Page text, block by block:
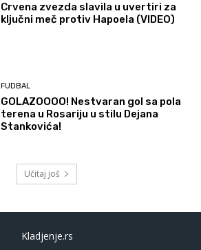
Crvena zvezda slavila u uvertiri za
ključni meč protiv Hapoela (VIDEO)
FUDBAL
GOLAZOOOO! Nestvaran gol sa pola
terena u Rosariju u stilu Dejana
Stankovića!
Učitaj još
Kladjenje.rs